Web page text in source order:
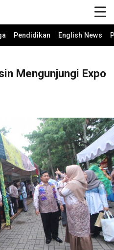
Pendidikan English News
Mengunjungi Expo